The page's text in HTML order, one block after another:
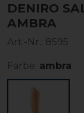
DENIRO
AMBRA
Art.-Nr.: 8595
Farbe: ambra